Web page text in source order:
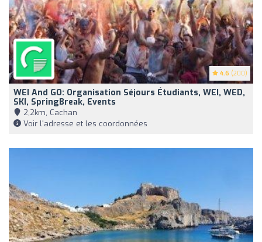
4.6 (200)
WEI And GO: Organisation Séjours Étudiants, WEI, WED,
SKI, SpringBreak, Events
2,2km, Cachan
Voir l'adresse et les coordonnées